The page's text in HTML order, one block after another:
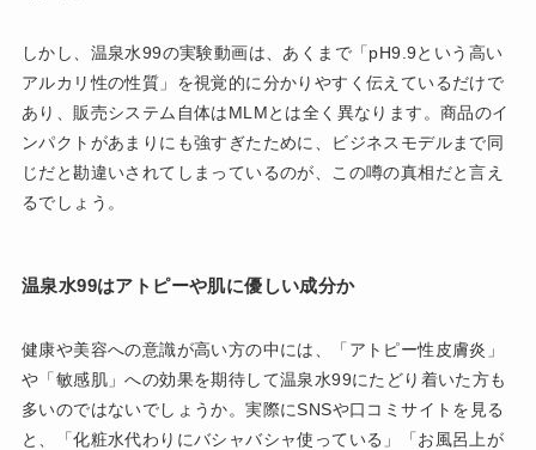
しかし、温泉水99の実験動画は、あくまで「pH9.9という高い
アルカリ性の性質」を視覚的に分かりやすく伝えているだけで
あり、販売システム自体はMLMとは全く異なります。商品のイ
ンパクトがあまりにも強すぎたために、ビジネスモデルまで同
じだと勘違いされてしまっているのが、この噂の真相だと言え
るでしょう。
温泉水99はアトピーや肌に優しい成分か
健康や美容への意識が高い方の中には、「アトピー性皮膚炎」
や「敏感肌」への効果を期待して温泉水99にたどり着いた方も
多いのではないでしょうか。実際にSNSや口コミサイトを見る
と、「化粧水代わりにバシャバシャ使っている」「お風呂上が